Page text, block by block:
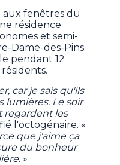
aux fenêtres du
résidence
et semi-
Dame-des-Pins.
pendant 12
car je sais qu'ils
lumières. Le soir
regardent les
l'octogénaire. «
que j'aime ça
du bonheur
»